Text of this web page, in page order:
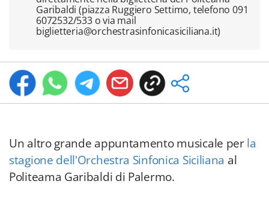
Garibaldi (piazza Ruggiero Settimo, telefono 091
6072532/533 o via mail
biglietteria@orchestrasinfonicasiciliana.it)
Un altro grande appuntamento musicale perla
stagione dell'Orchestra Sinfonica Siciliana al
Politeama Garibaldi di Palermo.